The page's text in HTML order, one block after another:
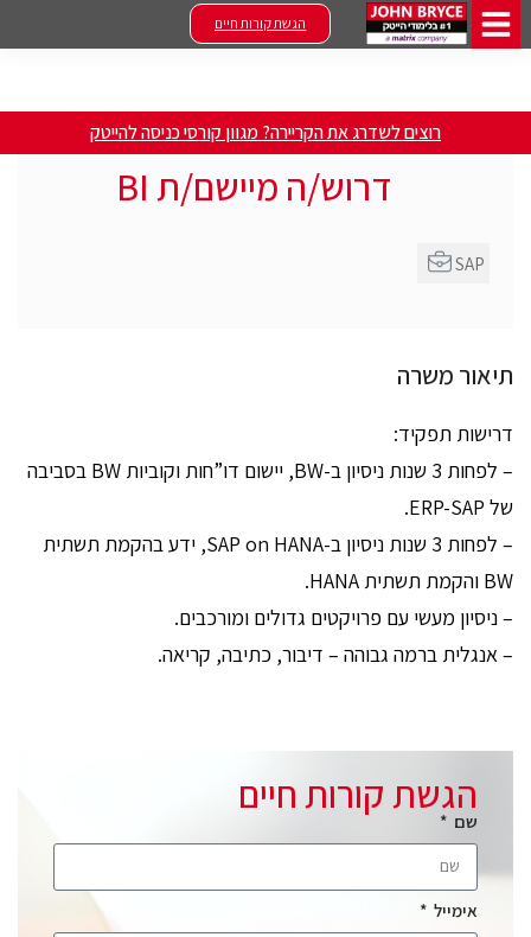
הגשת קורות חיים
רוצים לשדרג את הקריירה? מגוון קורסי כניסה להייטק
דרוש/ה מיישם/ת BI
תיאור משרה
דרישות תפקיד:
– לפחות 3 שנות ניסיון ב-BW, יישום דו”חות וקוביות BW בסביבה
של ERP-SAP.
– לפחות 3 שנות ניסיון ב-SAP on HANA, ידע בהקמת תשתית
BW והקמת תשתית HANA.
– ניסיון מעשי עם פרויקטים גדולים ומורכבים.
– אנגלית ברמה גבוהה – דיבור, כתיבה, קריאה.
הגשת קורות חיים
שם
אימייל